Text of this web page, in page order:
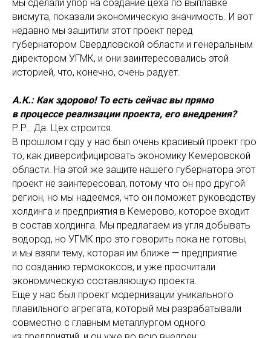
мы сделали упор на создание цеха по выплавке
висмута, показали экономическую значимость. И вот
недавно мы защитили этот проект перед
губернатором Свердловской области и генеральным
директором УГМК, и они заинтересовались этой
историей, что, конечно, очень радует.
А.К.: Как здорово! То есть сейчас вы прямо
в процессе реализации проекта, его внедрения?
Р.Р.: Да. Цех строится.
В прошлом году у нас был очень красивый проект про
то, как диверсифицировать экономику Кемеровской
области. На этой же защите нашего губернатора этот
проект не заинтересовал, потому что он про другой
регион, но мы надеемся, что он поможет руководству
холдинга и предприятия в Кемерово, которое входит
в состав холдинга. Мы предлагаем из угля добывать
водород, но УГМК про это говорить пока не готовы,
и мы взяли тему, которая им ближе — предприятие
по созданию термококсов, и уже просчитали
экономическую составляющую проекта.
Еще у нас был проект модернизации уникального
плавильного агрегата, который мы разрабатывали
совместно с главным металлургом одного